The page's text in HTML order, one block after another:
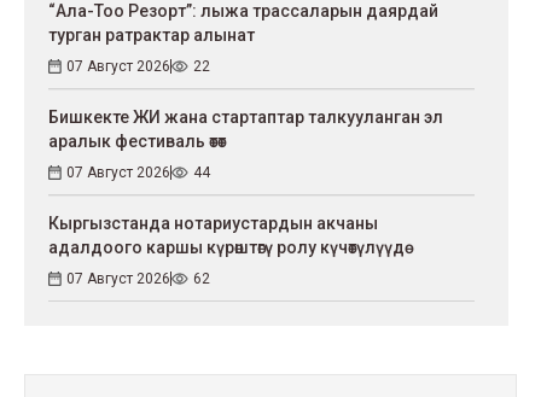
“Ала-Тоо Резорт”: лыжа трассаларын даярдай
турган ратрактар алынат
07 Август 2026 22
Бишкекте ЖИ жана стартаптар талкууланган эл
аралык фестиваль өтөт
07 Август 2026 44
Кыргызстанда нотариустардын акчаны
адалдоого каршы күрөштөгү ролу күчөтүлүүдө
07 Август 2026 62